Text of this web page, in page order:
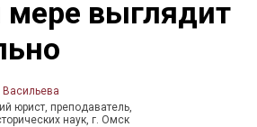
выглядит
юрист, преподаватель,
наук, г. Омск